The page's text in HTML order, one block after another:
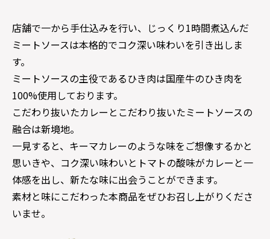
店舗で一から手仕込みを行い、じっくり1時間煮込んだ
ミートソースは本格的でコク深い味わいを引き出しま
す。
ミートソースの主役であるひき肉は国産牛のひき肉を
100%使用しております。
こだわり抜いたカレーとこだわり抜いたミートソースの
融合は新境地。
一見すると、キーマカレーのような味をご想像するかと
思いきや、コク深い味わいとトマトの酸味がカレーと一
体感を出し、新たな味に出会うことができます。
素材と味にこだわった本商品をぜひお召し上がりくださ
いませ。